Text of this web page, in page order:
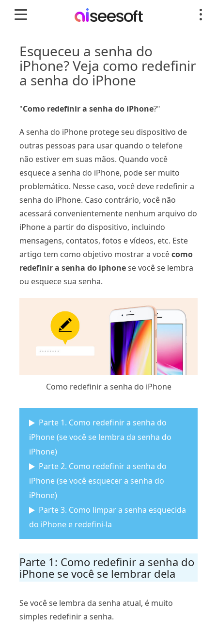
Esqueceu a senha do
iPhone? Veja como redefinir
a senha do iPhone
"Como redefinir a senha do iPhone?"
A senha do iPhone protege seu dispositivo de
outras pessoas para usar quando o telefone
não estiver em suas mãos. Quando você
esquece a senha do iPhone, pode ser muito
problemático. Nesse caso, você deve redefinir a
senha do iPhone. Caso contrário, você não
acessará convenientemente nenhum arquivo do
iPhone a partir do dispositivo, incluindo
mensagens, contatos, fotos e vídeos, etc. Este
artigo tem como objetivo mostrar a vocêcomo
redefinir a senha do iphonese você se lembra
ou esquece sua senha.
Como redefinir a senha do iPhone
Parte 1. Como redefinir a senha do
iPhone (se você se lembra da senha do
iPhone)
Parte 2. Como redefinir a senha do
iPhone (se você esquecer a senha do
iPhone)
Parte 3. Como limpar a senha esquecida
do iPhone e redefini-la
Parte 1: Como redefinir a senha do
iPhone se você se lembrar dela
Se você se lembra da senha atual, é muito
simples redefinir a senha.